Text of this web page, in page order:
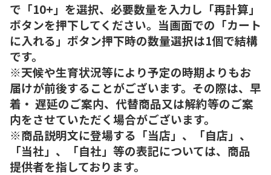
で「10+」を選択、必要数量を入力し「再計算」
ボタンを押下してください。当画面での「カート
に入れる」ボタン押下時の数量選択は1個で結構
です。
※天候や生育状況等により予定の時期よりもお
届けが前後することがございます。その際は、早
着・ 遅延のご案内、代替商品又は解約等のご案
内をさせていただく場合がございます。
※商品説明文に登場する「当店」、「自店」、
「当社」、「自社」等の表記については、商品
提供者を指しております。